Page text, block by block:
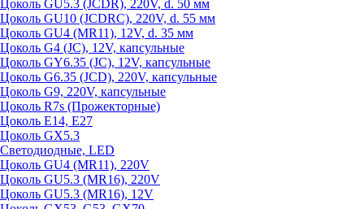
Цоколь GU5.3 (JCDR), 220V, d. 50 мм
Цоколь GU10 (JCDRC), 220V, d. 55 мм
Цоколь GU4 (MR11), 12V, d. 35 мм
Цоколь G4 (JC), 12V, капсульные
Цоколь GY6.35 (JC), 12V, капсульные
Цоколь G6.35 (JCD), 220V, капсульные
Цоколь G9, 220V, капсульные
Цоколь R7s (Прожекторные)
Цоколь E14, E27
Цоколь GX5.3
Светодиодные, LED
Цоколь GU4 (MR11), 220V
Цоколь GU5.3 (MR16), 220V
Цоколь GU5.3 (MR16), 12V